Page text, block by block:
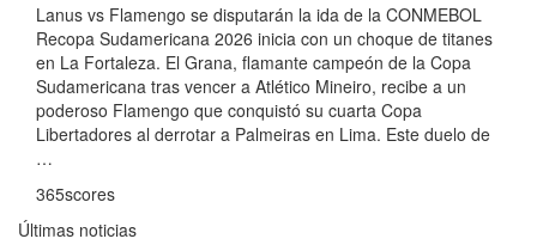
Lanus vs Flamengo se disputarán la ida de la CONMEBOL
Recopa Sudamericana 2026 inicia con un choque de titanes
en La Fortaleza. El Grana, flamante campeón de la Copa
Sudamericana tras vencer a Atlético Mineiro, recibe a un
poderoso Flamengo que conquistó su cuarta Copa
Libertadores al derrotar a Palmeiras en Lima. Este duelo de
…
365scores
Últimas noticias